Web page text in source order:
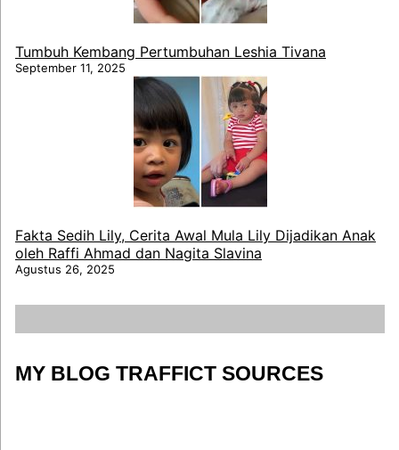
Tumbuh Kembang Pertumbuhan Leshia Tivana
September 11, 2025
Fakta Sedih Lily, Cerita Awal Mula Lily Dijadikan Anak
oleh Raffi Ahmad dan Nagita Slavina
Agustus 26, 2025
MY BLOG TRAFFICT SOURCES